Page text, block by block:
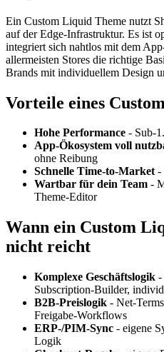
Ein Custom Liquid Theme nutzt
auf der Edge-Infrastruktur. Es ist
integriert sich nahtlos mit dem
allermeisten Stores die richtige
Brands mit individuellem Design
Vorteile eines
Hohe Performance - Sub-
App-Ökosystem voll
ohne Reibung
Schnelle Time-to-Market-
Wartbar für dein Team -
Theme-Editor
Wann ein Custom
nicht reicht
Komplexe Geschäftslogik -
Subscription-Builder,
B2B-Preislogik - Net-
Freigabe-Workflows
ERP-/PIM-Sync - eigene
Logik